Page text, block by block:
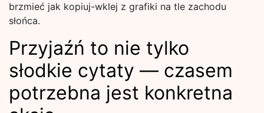
brzmieć jak kopiuj-wklej z grafiki na tle zachodu
słońca.
Przyjaźń to nie tylko
słodkie cytaty — czasem
potrzebna jest konkretna